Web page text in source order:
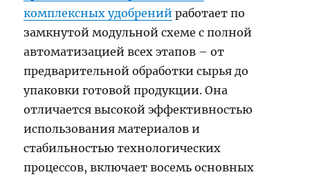
комплексных удобрений работает по
замкнутой модульной схеме с полной
автоматизацией всех этапов – от
предварительной обработки сырья до
упаковки готовой продукции. Она
отличается высокой эффективностью
использования материалов и
стабильностью технологических
процессов, включает восемь основных